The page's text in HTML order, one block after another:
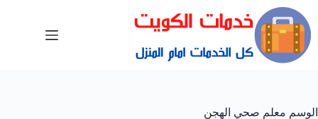
الوسم معلم صحي الهجن